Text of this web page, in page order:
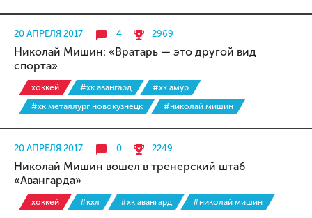
20 АПРЕЛЯ 2017 4 2969
Николай Мишин: «Вратарь — это другой вид
спорта»
хоккей #хк авангард
#хк амур
#хк металлург новокузнецк
#николай мишин
20 АПРЕЛЯ 2017 0 2249
Николай Мишин вошел в тренерский штаб
«Авангарда»
хоккей #кхл #хк авангард #николай мишин